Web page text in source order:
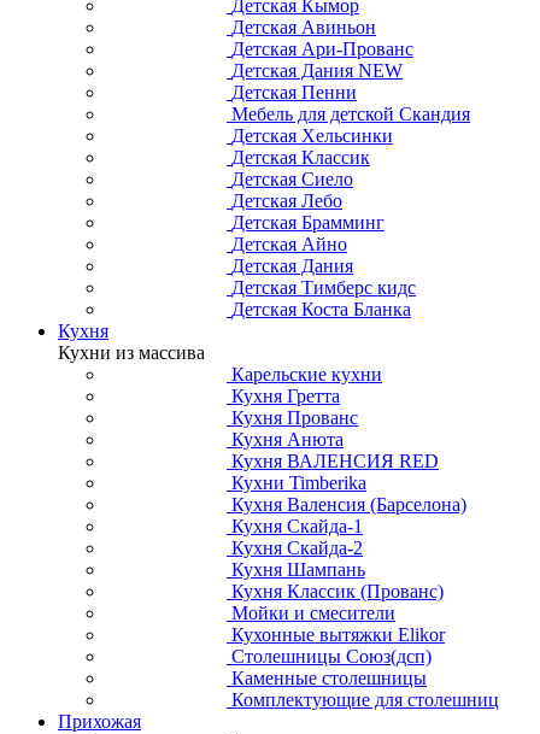
Детская Кымор
Детская Авиньон
Детская Ари-Прованс
Детская Дания NEW
Детская Пенни
Мебель для детской Скандия
Детская Хельсинки
Детская Классик
Детская Сиело
Детская Лебо
Детская Брамминг
Детская Айно
Детская Дания
Детская Тимберс кидс
Детская Коста Бланка
Кухня
Кухни из массива
Карельские кухни
Кухня Гретта
Кухня Прованс
Кухня Анюта
Кухня ВАЛЕНСИЯ RED
Кухни Timberika
Кухня Валенсия (Барселона)
Кухня Скайда-1
Кухня Скайда-2
Кухня Шампань
Кухня Классик (Прованс)
Мойки и смесители
Кухонные вытяжки Elikor
Столешницы Союз(дсп)
Каменные столешницы
Комплектующие для столешниц
Прихожая